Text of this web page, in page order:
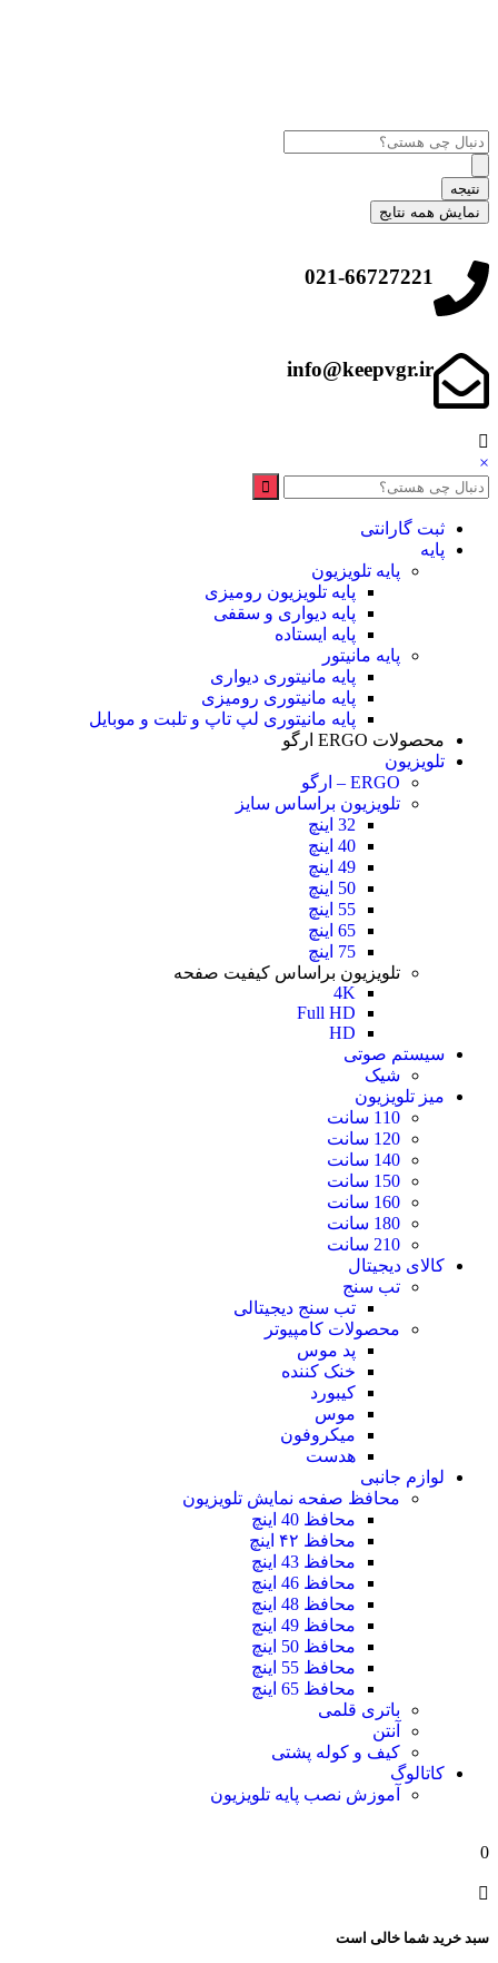
نتیجه
نمایش همه نتایج
021-66727221
info@keepvgr.ir
×
ثبت گارانتی
پایه
پایه تلویزیون
پایه تلویزیون رومیزی
پایه دیواری و سقفی
پایه ایستاده
پایه مانیتور
پایه مانیتوری دیواری
پایه مانیتوری رومیزی
پایه مانیتوری لپ تاپ و تلبت و موبایل
محصولات ERGO ارگو
تلویزیون
ERGO – ارگو
تلویزیون براساس سایز
32 اینچ
40 اینچ
49 اینچ
50 اینچ
55 اینچ
65 اینچ
75 اینچ
تلویزیون براساس کیفیت صفحه
4K
Full HD
HD
سیستم صوتی
شیک
میز تلویزیون
110 سانت
120 سانت
140 سانت
150 سانت
160 سانت
180 سانت
210 سانت
کالای دیجیتال
تب سنج
تب سنج دیجیتالی
محصولات کامپیوتر
پد موس
خنک کننده
کیبورد
موس
میکروفون
هدست
لوازم جانبی
محافظ صفحه نمایش تلویزیون
محافظ 40 اینچ
محافظ ۴۲ اینچ
محافظ 43 اینچ
محافظ 46 اینچ
محافظ 48 اینچ
محافظ 49 اینچ
محافظ 50 اینچ
محافظ 55 اینچ
محافظ 65 اینچ
باتری قلمی
آنتن
کیف و کوله پشتی
کاتالوگ
آموزش نصب پایه تلویزیون
0
سبد خرید شما خالی است